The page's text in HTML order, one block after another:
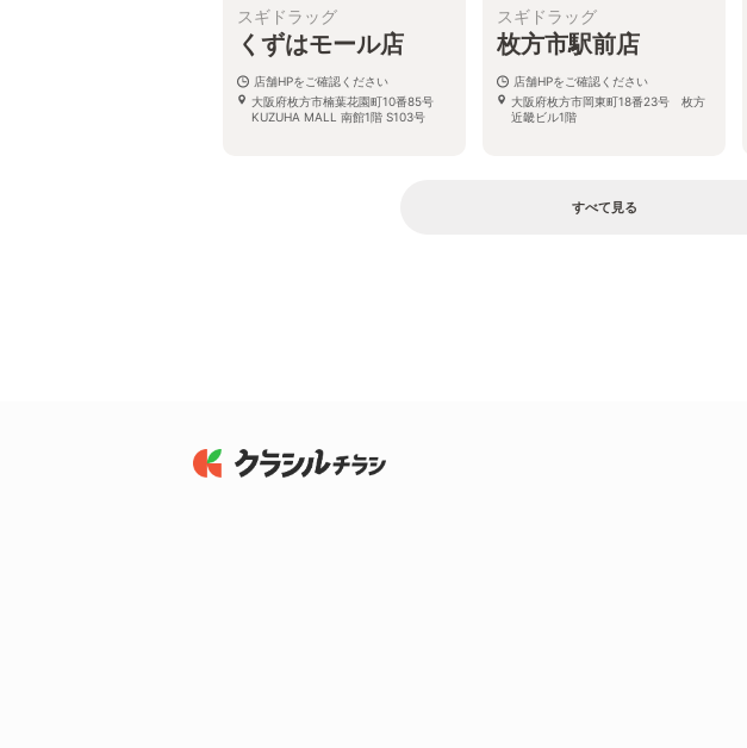
スギドラッグ
くずはモール店
店舗HPをご確認ください
大阪府枚方市楠葉花園町10番85号
KUZUHA MALL 南館1階 S103号
スギドラッグ
枚方市駅前店
店舗HPをご確認ください
大阪府枚方市岡東町18番23号 枚方
近畿ビル1階
すべて見る